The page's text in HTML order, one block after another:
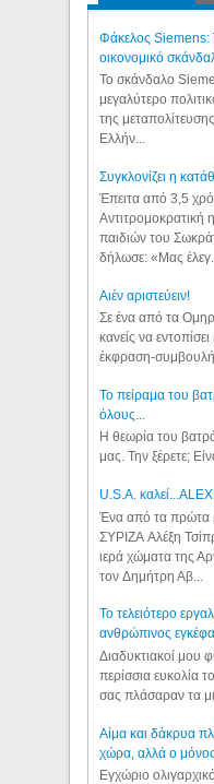
Φάκελος Siemens:
οικονομικό
Το σκάνδαλο
μεγαλύτερο
της
Ελλήν...
Συγκλονίζει η
Έπειτα από 3,5
Αντιτρομοκρατική
παιδιών του
δήλωσε: «Μας
Aιέν αριστεύειν!
Σε ένα από τα
κανείς να
έκφραση-συμβουλή
Το πείραμα του
όλους...
Η θεωρία του
μας. Την ξέρετε;
U.S.A.
Ένα από τα πρώτα
ΣΥΡΙΖΑ Αλέξη
ιερά χώματα της
τον Δημήτρη Αβ...
Το τελειότερο
ανθρώπινος
Διαδυκτιακοί μου
περίσσια ευκολία
σας πλάσαραν τα
Αίμα και δάκρυα
χώρα, αλλά ο
Εγχώριο